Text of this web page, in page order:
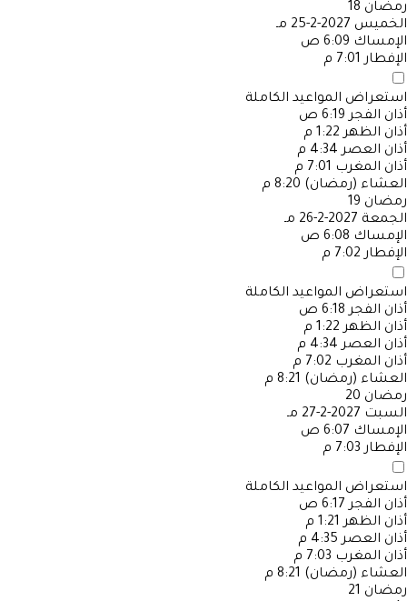
رمضان 18
الخميس 2027-2-25 مـ
الإمساك 6:09 ص
الإفطار 7:01 م
استعراض المواعيد الكاملة
أذان الفجر 6:19 ص
أذان الظهر 1:22 م
أذان العصر 4:34 م
أذان المغرب 7:01 م
العشاء (رمضان) 8:20 م
رمضان 19
الجمعة 2027-2-26 مـ
الإمساك 6:08 ص
الإفطار 7:02 م
استعراض المواعيد الكاملة
أذان الفجر 6:18 ص
أذان الظهر 1:22 م
أذان العصر 4:34 م
أذان المغرب 7:02 م
العشاء (رمضان) 8:21 م
رمضان 20
السبت 2027-2-27 مـ
الإمساك 6:07 ص
الإفطار 7:03 م
استعراض المواعيد الكاملة
أذان الفجر 6:17 ص
أذان الظهر 1:21 م
أذان العصر 4:35 م
أذان المغرب 7:03 م
العشاء (رمضان) 8:21 م
رمضان 21